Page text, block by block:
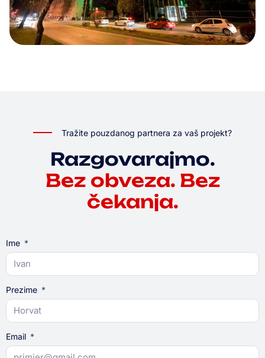
Tražite pouzdanog partnera za vaš projekt?
Razgovarajmo.
Bez obveza. Bez
čekanja.
Ime
Prezime
Email